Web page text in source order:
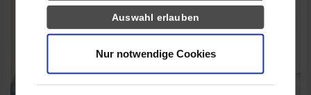
Auswahl erlauben
Nur notwendige Cookies